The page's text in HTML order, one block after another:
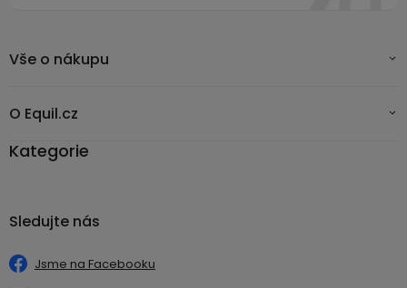
Vše o nákupu
O Equil.cz
Kategorie
Sledujte nás
Jsme na Facebooku